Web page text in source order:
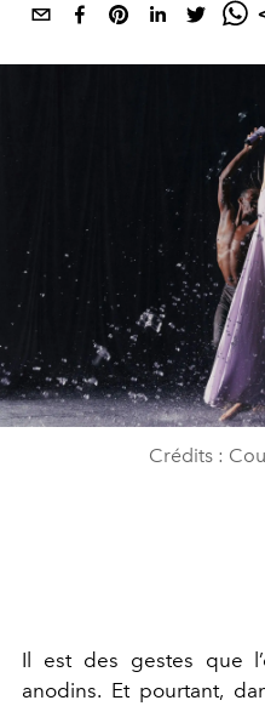
Crédits :
Il est des gestes que
anodins. Et pourtant,